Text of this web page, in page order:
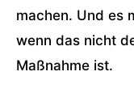
machen. Und es
wenn das nicht
Maßnahme ist.